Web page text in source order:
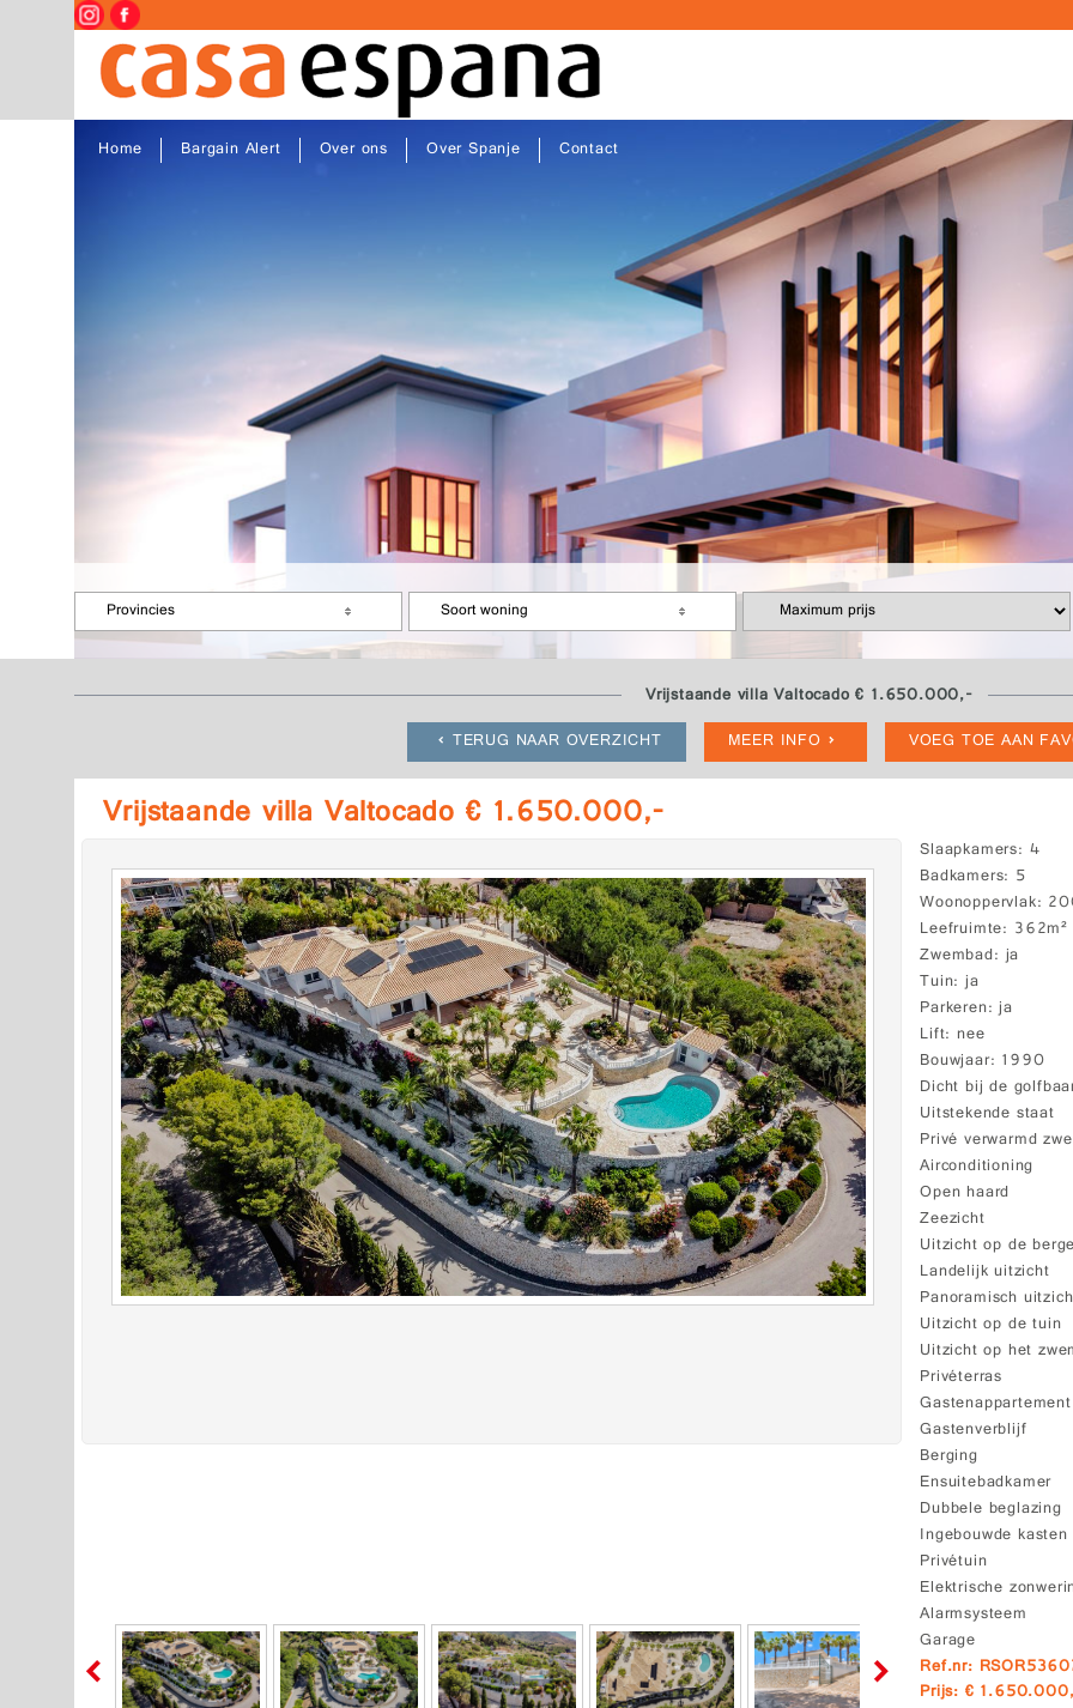
Home Bargain Alert Over ons Over Spanje Contact
Provincies Soort woning
Vrijstaande villa Valtocado € 1.650.000,-
TERUG NAAR OVERZICHT
MEER INFO VOEG TOE AAN
Vrijstaande villa Valtocado € 1.650.000,-
Slaapkamers 4
Badkamers 5
Woonoppervlak
Leefruimte 362m²
Zwembad ja
Tuin ja
Parkeren ja
Lift nee
Bouwjaar 1990
Dicht bij de
Uitstekende staat
Privé verwarmd
Airconditioning
Open haard
Zeezicht
Uitzicht op de
Landelijk uitzicht
Panoramisch
Uitzicht op de tuin
Uitzicht op het
Privéterras
Gastenappartement
Gastenverblijf
Berging
Ensuitebadkamer
Dubbele beglazing
Ingebouwde kasten
Privétuin
Elektrische
Alarmsysteem
Garage
Ref.nr:
Prijs: €